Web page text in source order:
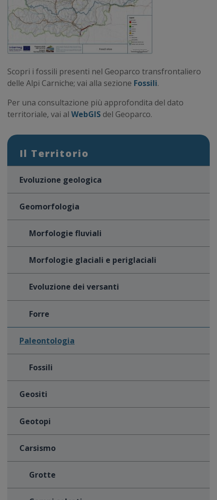
Il Territorio
Evoluzione geologica
Geomorfologia
Morfologie fluviali
Morfologie glaciali e periglaciali
Evoluzione dei versanti
Forre
Paleontologia
Fossili
Geositi
Geotopi
Carsismo
Grotte
Scopri i fossili presenti nel Geoparco transfrontaliero
delle Alpi Carniche; vai alla sezione Fossili.
Per una consultazione più approfondita del dato
territoriale, vai al WebGIS del Geoparco.